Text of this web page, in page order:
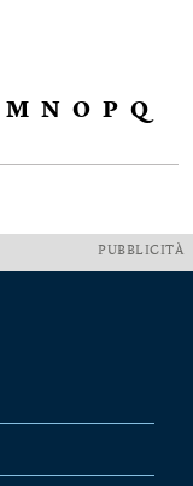
M N O P Q
PUBBLICITÀ